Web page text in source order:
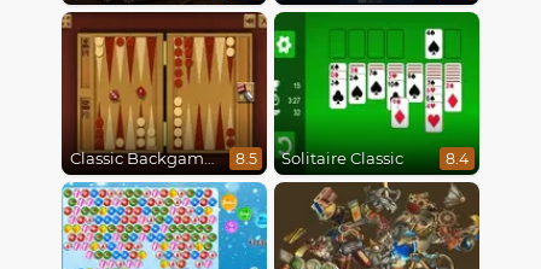
Classic Backgammon 8.5 Solitaire Classic 8.4